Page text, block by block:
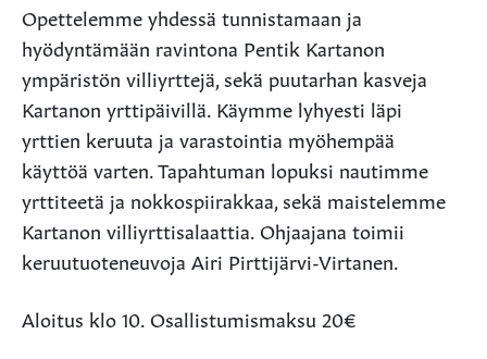
Opettelemme yhdessä tunnistamaan ja
hyödyntämään ravintona Pentik Kartanon
ympäristön villiyrttejä, sekä puutarhan kasveja
Kartanon yrttipäivillä. Käymme lyhyesti läpi
yrttien keruuta ja varastointia myöhempää
käyttöä varten. Tapahtuman lopuksi nautimme
yrttiteetä ja nokkospiirakkaa, sekä maistelemme
Kartanon villiyrttisalaattia. Ohjaajana toimii
keruutuoteneuvoja Airi Pirttijärvi-Virtanen.
Aloitus klo 10. Osallistumismaksu 20€